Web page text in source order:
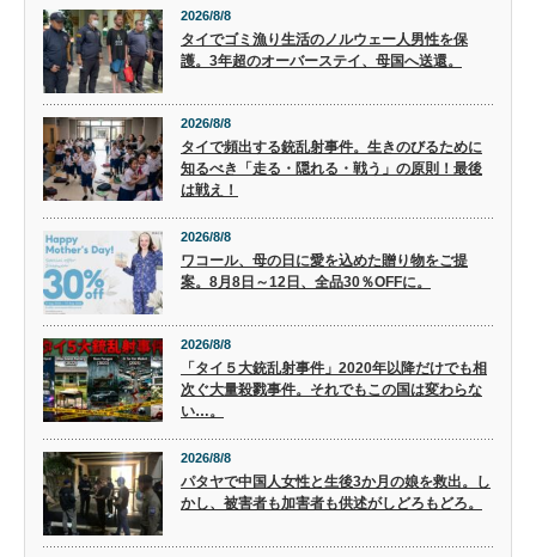
2026/8/8
タイでゴミ漁り生活のノルウェー人男性を保
護。3年超のオーバーステイ、母国へ送還。
2026/8/8
タイで頻出する銃乱射事件。生きのびるために
知るべき「走る・隠れる・戦う」の原則！最後
は戦え！
2026/8/8
ワコール、母の日に愛を込めた贈り物をご提
案。8月8日～12日、全品30％OFFに。
2026/8/8
「タイ５大銃乱射事件」2020年以降だけでも相
次ぐ大量殺戮事件。それでもこの国は変わらな
い…。
2026/8/8
パタヤで中国人女性と生後3か月の娘を救出。し
かし、被害者も加害者も供述がしどろもどろ。